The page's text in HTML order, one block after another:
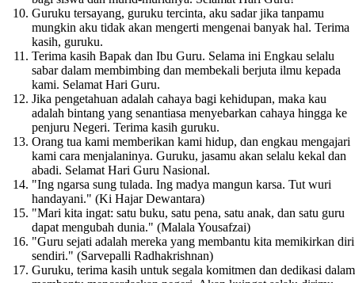
Guruku tersayang, guruku tercinta, aku sadar jika tanpamu
mungkin aku tidak akan mengerti mengenai banyak hal. Terima
kasih, guruku.
Terima kasih Bapak dan Ibu Guru. Selama ini Engkau selalu
sabar dalam membimbing dan membekali berjuta ilmu kepada
kami. Selamat Hari Guru.
Jika pengetahuan adalah cahaya bagi kehidupan, maka kau
adalah bintang yang senantiasa menyebarkan cahaya hingga ke
penjuru Negeri. Terima kasih guruku.
Orang tua kami memberikan kami hidup, dan engkau mengajari
kami cara menjalaninya. Guruku, jasamu akan selalu kekal dan
abadi. Selamat Hari Guru Nasional.
"Ing ngarsa sung tulada. Ing madya mangun karsa. Tut wuri
handayani." (Ki Hajar Dewantara)
"Mari kita ingat: satu buku, satu pena, satu anak, dan satu guru
dapat mengubah dunia." (Malala Yousafzai)
"Guru sejati adalah mereka yang membantu kita memikirkan diri
sendiri." (Sarvepalli Radhakrishnan)
Guruku, terima kasih untuk segala komitmen dan dedikasi dalam